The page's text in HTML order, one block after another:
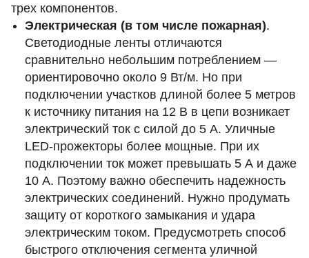
трех компонентов.
Электрическая (в том числе пожарная).
Светодиодные ленты отличаются
сравнительно небольшим потреблением —
ориентировочно около 9 Вт/м. Но при
подключении участков длиной более 5 метров
к источнику питания на 12 В в цепи возникает
электрический ток с силой до 5 А. Уличные
LED-прожекторы более мощные. При их
подключении ток может превышать 5 А и даже
10 А. Поэтому важно обеспечить надежность
электрических соединений. Нужно продумать
защиту от короткого замыкания и удара
электрическим током. Предусмотреть способ
быстрого отключения сегмента уличной